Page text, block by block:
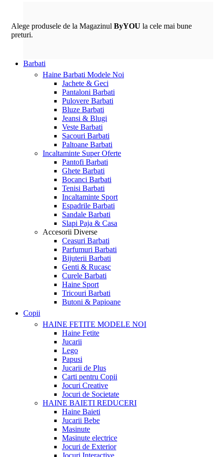
Alege produsele de la Magazinul ByYOU la cele mai bune
preturi.
Barbati
Haine Barbati Modele Noi
Jachete & Geci
Pantaloni Barbati
Pulovere Barbati
Bluze Barbati
Jeansi & Blugi
Veste Barbati
Sacouri Barbati
Paltoane Barbati
Incaltaminte Super Oferte
Pantofi Barbati
Ghete Barbati
Bocanci Barbati
Tenisi Barbati
Incaltaminte Sport
Espadrile Barbati
Sandale Barbati
Slapi Paja & Casa
Accesorii Diverse
Ceasuri Barbati
Parfumuri Barbati
Bijuterii Barbati
Genti & Rucasc
Curele Barbati
Haine Sport
Tricouri Barbati
Butoni & Papioane
Copii
HAINE FETITE MODELE NOI
Haine Fetite
Jucarii
Lego
Papusi
Jucarii de Plus
Carti pentru Copii
Jocuri Creative
Jocuri de Societate
HAINE BAIETI REDUCERI
Haine Baieti
Jucarii Bebe
Masinute
Masinute electrice
Jocuri de Exterior
Jocuri Interactive